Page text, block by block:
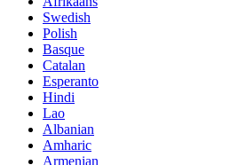
Swedish
Polish
Basque
Catalan
Esperanto
Hindi
Lao
Albanian
Amharic
Armenian